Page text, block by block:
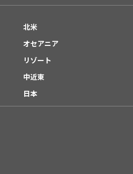
北米
オセアニア
リゾート
中近東
日本